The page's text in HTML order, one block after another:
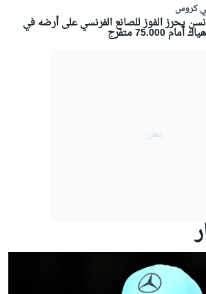
كروس
يحرز الفوز للصانع الفرنسي على أرضه في
أمام 75.000 متفرج